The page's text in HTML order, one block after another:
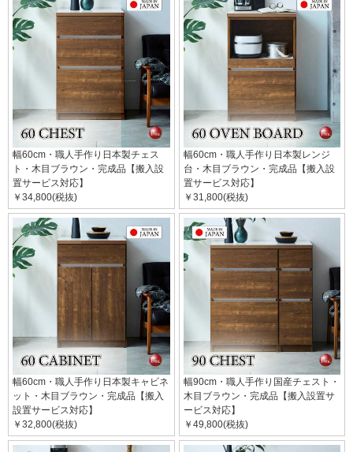
幅60cm・職人手作り日本製チェス
ト・木目ブラウン・完成品【搬入設
置サービス対応】
￥34,800(税抜)
幅60cm・職人手作り日本製レンジ
台・木目ブラウン・完成品【搬入設
置サービス対応】
￥31,800(税抜)
幅60cm・職人手作り日本製キャビネ
ット・木目ブラウン・完成品【搬入
設置サービス対応】
￥32,800(税抜)
幅90cm・職人手作り国産チェスト・
木目ブラウン・完成品【搬入設置サ
ービス対応】
￥49,800(税抜)